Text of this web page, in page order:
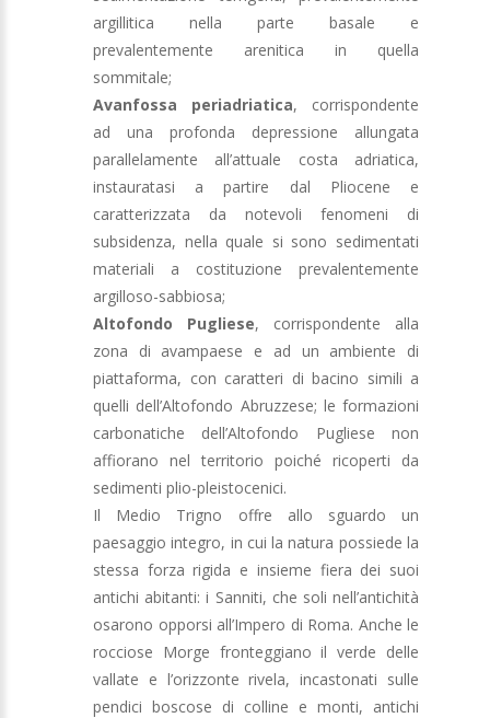
argillitica nella parte basale e
prevalentemente arenitica in quella
sommitale;
Avanfossa periadriatica, corrispondente
ad una profonda depressione allungata
parallelamente all’attuale costa adriatica,
instauratasi a partire dal Pliocene e
caratterizzata da notevoli fenomeni di
subsidenza, nella quale si sono sedimentati
materiali a costituzione prevalentemente
argilloso-sabbiosa;
Altofondo Pugliese, corrispondente alla
zona di avampaese e ad un ambiente di
piattaforma, con caratteri di bacino simili a
quelli dell’Altofondo Abruzzese; le formazioni
carbonatiche dell’Altofondo Pugliese non
affiorano nel territorio poiché ricoperti da
sedimenti plio-pleistocenici.
Il Medio Trigno offre allo sguardo un
paesaggio integro, in cui la natura possiede la
stessa forza rigida e insieme fiera dei suoi
antichi abitanti: i Sanniti, che soli nell’antichità
osarono opporsi all’Impero di Roma. Anche le
rocciose Morge fronteggiano il verde delle
vallate e l’orizzonte rivela, incastonati sulle
pendici boscose di colline e monti, antichi